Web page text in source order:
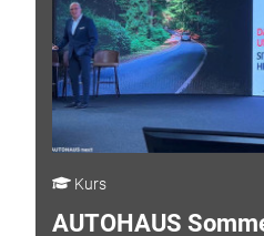
Kurs
AUTOHAUS